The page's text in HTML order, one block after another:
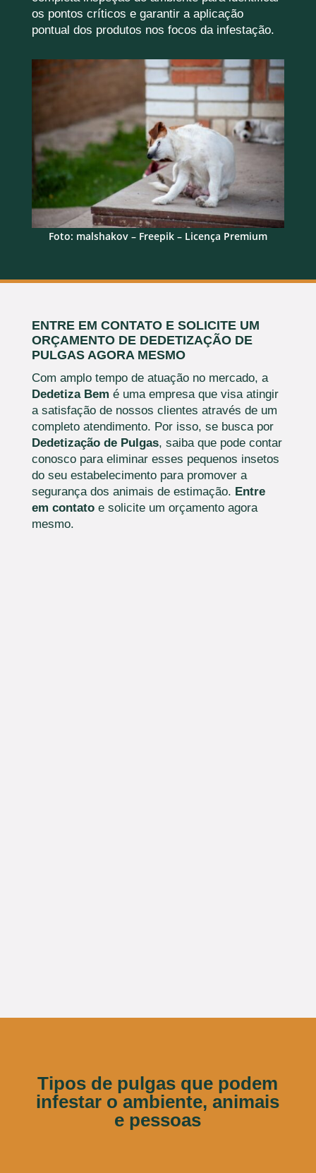
os pontos críticos e garantir a aplicação
pontual dos produtos nos focos da infestação.
Foto: malshakov – Freepik – Licença Premium
ENTRE EM CONTATO E SOLICITE UM
ORÇAMENTO DE DEDETIZAÇÃO DE
PULGAS AGORA MESMO
Com amplo tempo de atuação no mercado, a
Dedetiza Bem é uma empresa que visa atingir
a satisfação de nossos clientes através de um
completo atendimento. Por isso, se busca por
Dedetização de Pulgas, saiba que pode contar
conosco para eliminar esses pequenos insetos
do seu estabelecimento para promover a
segurança dos animais de estimação. Entre
em contatoe solicite um orçamento agora
mesmo.
Tipos de pulgas que podem
infestar o ambiente, animais
e pessoas